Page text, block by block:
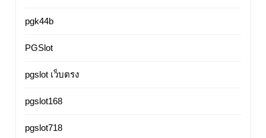
pgk44b
PGSlot
pgslot เว็บตรง
pgslot168
pgslot718